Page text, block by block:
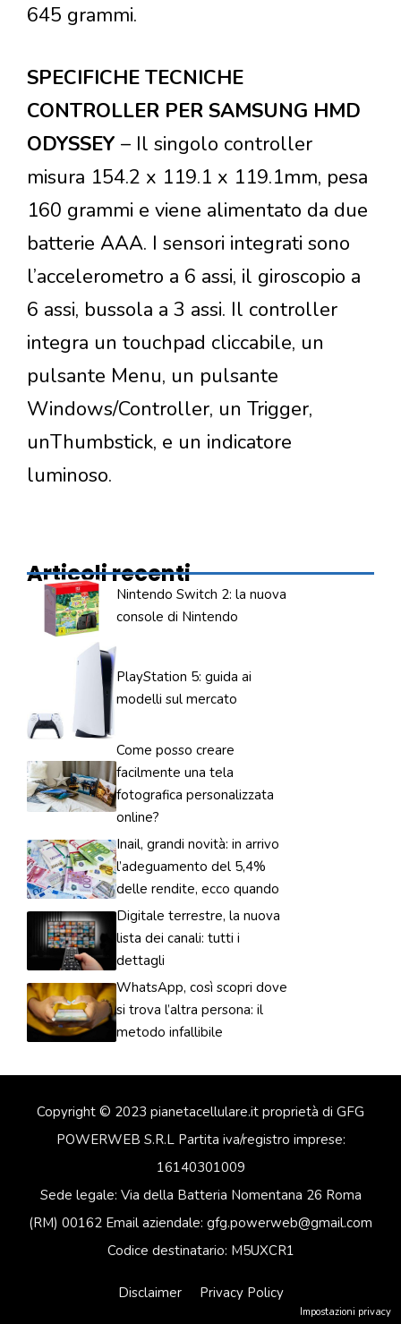
645 grammi.
SPECIFICHE TECNICHE
CONTROLLER PER SAMSUNG HMD
ODYSSEY – Il singolo controller
misura 154.2 x 119.1 x 119.1mm, pesa
160 grammi e viene alimentato da due
batterie AAA. I sensori integrati sono
l’accelerometro a 6 assi, il giroscopio a
6 assi, bussola a 3 assi. Il controller
integra un touchpad cliccabile, un
pulsante Menu, un pulsante
Windows/Controller, un Trigger,
unThumbstick, e un indicatore
luminoso.
Articoli recenti
Nintendo Switch 2: la nuova
console di Nintendo
PlayStation 5: guida ai
modelli sul mercato
Come posso creare
facilmente una tela
fotografica personalizzata
online?
Inail, grandi novità: in arrivo
l’adeguamento del 5,4%
delle rendite, ecco quando
Digitale terrestre, la nuova
lista dei canali: tutti i
dettagli
WhatsApp, così scopri dove
si trova l’altra persona: il
metodo infallibile
Copyright © 2023 pianetacellulare.it proprietà di GFG
POWERWEB S.R.L Partita iva/registro imprese:
16140301009
Sede legale: Via della Batteria Nomentana 26 Roma
(RM) 00162 Email aziendale: gfg.powerweb@gmail.com
Codice destinatario: M5UXCR1
Disclaimer Privacy Policy
Impostazioni privacy